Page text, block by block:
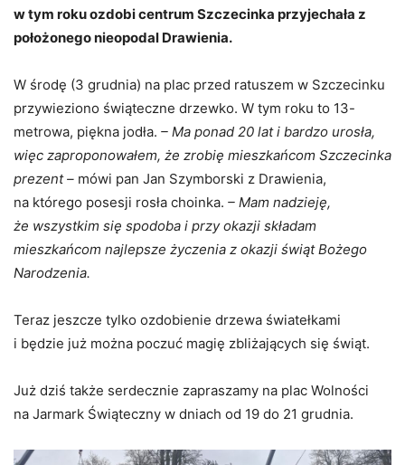
w tym roku ozdobi centrum Szczecinka przyjechała z
położonego nieopodal Drawienia.
W środę (3 grudnia) na plac przed ratuszem w Szczecinku
przywieziono świąteczne drzewko. W tym roku to 13-
metrowa, piękna jodła. – Ma ponad 20 lat i bardzo urosła,
więc zaproponowałem, że zrobię mieszkańcom Szczecinka
prezent – mówi pan Jan Szymborski z Drawienia,
na którego posesji rosła choinka. – Mam nadzieję,
że wszystkim się spodoba i przy okazji składam
mieszkańcom najlepsze życzenia z okazji świąt Bożego
Narodzenia.
Teraz jeszcze tylko ozdobienie drzewa światełkami
i będzie już można poczuć magię zbliżających się świąt.
Już dziś także serdecznie zapraszamy na plac Wolności
na Jarmark Świąteczny w dniach od 19 do 21 grudnia.